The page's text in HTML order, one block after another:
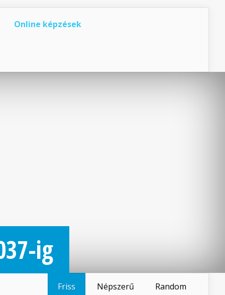
Online képzések
ig
Friss Népszerű Random